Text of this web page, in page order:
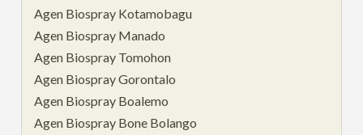
Agen Biospray Kotamobagu
Agen Biospray Manado
Agen Biospray Tomohon
Agen Biospray Gorontalo
Agen Biospray Boalemo
Agen Biospray Bone Bolango